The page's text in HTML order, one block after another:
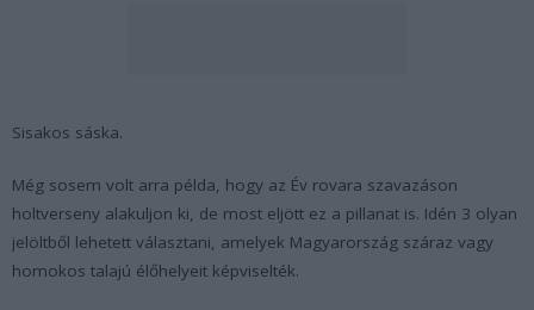
Sisakos sáska.
Még sosem volt arra példa, hogy az Év rovara szavazáson
holtverseny alakuljon ki, de most eljött ez a pillanat is. Idén 3 olyan
jelöltből lehetett választani, amelyek Magyarország száraz vagy
homokos talajú élőhelyeit képviselték.